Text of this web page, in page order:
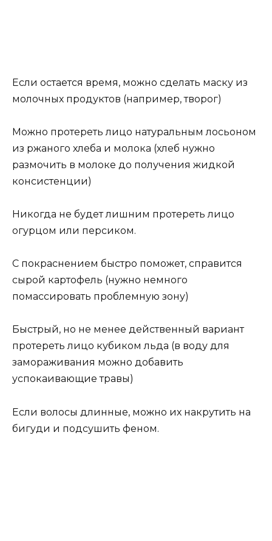
Если остается время, можно сделать маску из
молочных продуктов (например, творог)
Можно протереть лицо натуральным лосьоном
из ржаного хлеба и молока (хлеб нужно
размочить в молоке до получения жидкой
консистенции)
Никогда не будет лишним протереть лицо
огурцом или персиком.
С покраснением быстро поможет, справится
сырой картофель (нужно немного
помассировать проблемную зону)
Быстрый, но не менее действенный вариант
протереть лицо кубиком льда (в воду для
замораживания можно добавить
успокаивающие травы)
Если волосы длинные, можно их накрутить на
бигуди и подсушить феном.